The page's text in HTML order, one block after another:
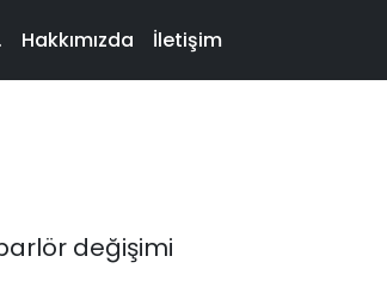
Hakkımızda İletişim
değişimi